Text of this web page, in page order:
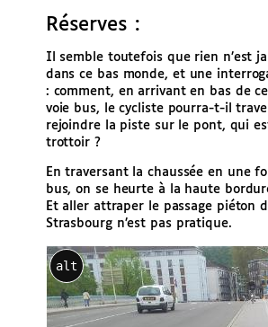
Réserves :
Il semble toutefois que rien n’est
dans ce bas monde, et une
: comment, en arrivant en bas de
voie bus, le cycliste pourra-t-il
rejoindre la piste sur le pont, qui
trottoir ?
En traversant la chaussée en une
bus, on se heurte à la haute
Et aller attraper le passage piéton
Strasbourg n’est pas pratique.
alt